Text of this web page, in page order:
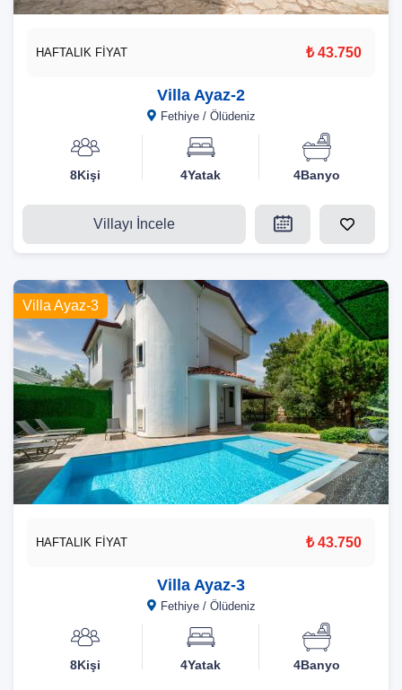
Villa Ayaz-2
Fethiye / Ölüdeniz
HAFTALIK FİYAT ₺ 43.750
8Kişi 4Yatak 4Banyo
Villayı İncele
Villa Ayaz-3
Villa Ayaz-3
Fethiye / Ölüdeniz
HAFTALIK FİYAT ₺ 43.750
8Kişi 4Yatak 4Banyo